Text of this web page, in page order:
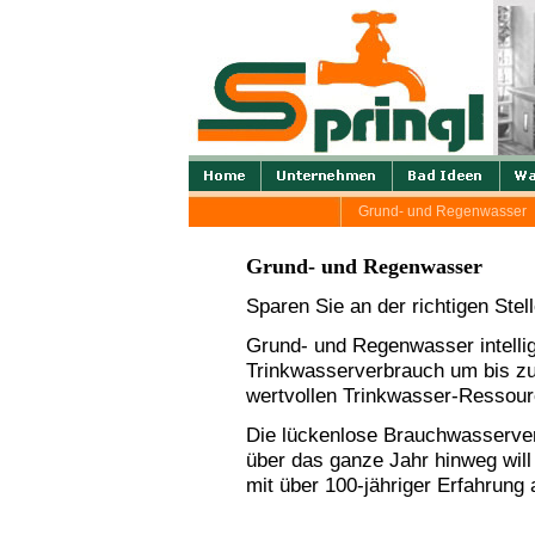
Grund- und Regenwasser
Grund- und Regenwasser
Sparen Sie an der richtigen
Grund- und Regenwasser
Trinkwasserverbrauch um bis
wertvollen Trinkwasser-
Die lückenlose
über das ganze Jahr hinweg
mit über 100-jähriger Erfahrung